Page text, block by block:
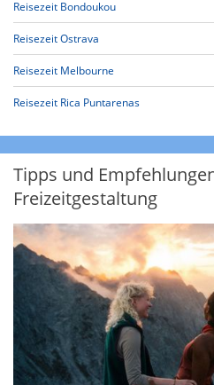
Reisezeit Bondoukou
Reisezeit Ostrava
Reisezeit Melbourne
Reisezeit Rica Puntarenas
Tipps und
Freizeitgestaltung